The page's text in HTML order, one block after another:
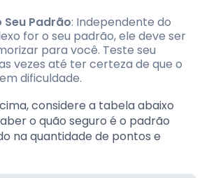
Seu Padrão: Independente do
for o seu padrão, ele deve ser
para você. Teste seu
vezes até ter certeza de que o
dificuldade.
considere a tabela abaixo
o quão seguro é o padrão
na quantidade de pontos e